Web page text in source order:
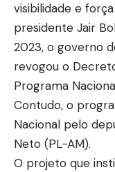
visibilidade e
presidente Jair
2023, o governo
revogou o
Programa
Contudo, o
Nacional pelo
Neto (PL-AM).
O projeto que